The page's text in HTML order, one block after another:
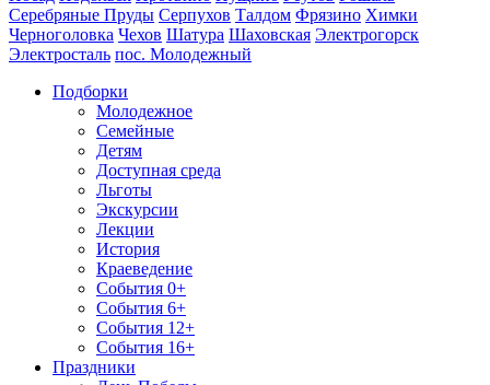
Серебряные Пруды Серпухов Талдом Фрязино Химки
Черноголовка Чехов Шатура Шаховская Электрогорск
Электросталь пос. Молодежный
Подборки
Молодежное
Семейные
Детям
Доступная среда
Льготы
Экскурсии
Лекции
История
Краеведение
События 0+
События 6+
События 12+
События 16+
Праздники